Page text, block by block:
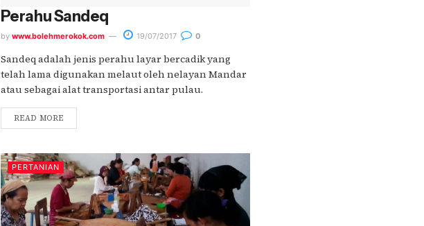
Perahu Sandeq
by www.bolehmerokok.com 19/07/2017 0
Sandeq adalah jenis perahu layar bercadik yang
telah lama digunakan melaut oleh nelayan Mandar
atau sebagai alat transportasi antar pulau.
READ MORE
PERTANIAN